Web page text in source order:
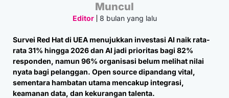
Muncul
Editor 8 bulan yang lalu
Survei Red Hat di UEA menujukkan investasi AI naik rata-
rata 31% hingga 2026 dan AI jadi prioritas bagi 82%
responden, namun 96% organisasi belum melihat nilai
nyata bagi pelanggan. Open source dipandang vital,
sementara hambatan utama mencakup integrasi,
keamanan data, dan kekurangan talenta.